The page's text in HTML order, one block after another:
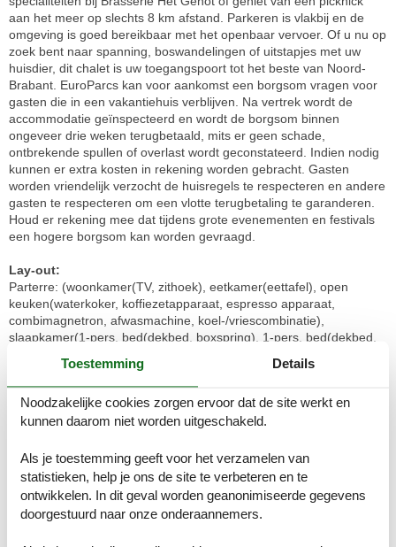
aan het meer op slechts 8 km afstand. Parkeren is vlakbij en de
omgeving is goed bereikbaar met het openbaar vervoer. Of u nu op
zoek bent naar spanning, boswandelingen of uitstapjes met uw
huisdier, dit chalet is uw toegangspoort tot het beste van Noord-
Brabant. EuroParcs kan voor aankomst een borgsom vragen voor
gasten die in een vakantiehuis verblijven. Na vertrek wordt de
accommodatie geïnspecteerd en wordt de borgsom binnen
ongeveer drie weken terugbetaald, mits er geen schade,
ontbrekende spullen of overlast wordt geconstateerd. Indien nodig
kunnen er extra kosten in rekening worden gebracht. Gasten
worden vriendelijk verzocht de huisregels te respecteren en andere
gasten te respecteren om een vlotte terugbetaling te garanderen.
Houd er rekening mee dat tijdens grote evenementen en festivals
een hogere borgsom kan worden gevraagd.
Lay-out:
Parterre: (woonkamer(TV, zithoek), eetkamer(eettafel), open
keuken(waterkoker, koffiezetapparaat, espresso apparaat,
combimagnetron, afwasmachine, koel-/vriescombinatie),
slaapkamer(1-pers. bed(dekbed, boxspring), 1-pers. bed(dekbed,
bed(dekbed, boxspring)), slaapkamer(1-pers. bed(dekbed,
boxspring), 1-pers. bed(dekbed, boxspring)),
badkamer(douche(cabine), wastafel, toilet)) Internettoegang,
terras, tuin, tuinmeubilair, parasol, zwembad(gedeeld met andere
Tips van de eigenaar:
1. Sluitingsdatum binnenzwembad van 1 mei 2024 tot 1 februari
2025 2. Opening buitenzwembad: 26 April 2024 t/m 29 september
2024
Toestemming Details
Noodzakelijke cookies zorgen ervoor dat de site werkt en
kunnen daarom niet worden uitgeschakeld.
Als je toestemming geeft voor het verzamelen van
statistieken, help je ons de site te verbeteren en te
ontwikkelen. In dit geval worden geanonimiseerde gegevens
doorgestuurd naar onze onderaannemers.